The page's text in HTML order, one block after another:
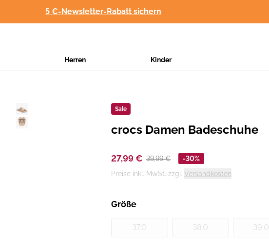
5 €-Newsletter-Rabatt sichern
Herren Kinder
Sale
Hersteller:
crocs Damen Badeschuhe
27,99 € 39,99 €
-30%
Preise inkl. MwSt. zzgl. Versandkosten
Größe
37.0 38.0 39.0